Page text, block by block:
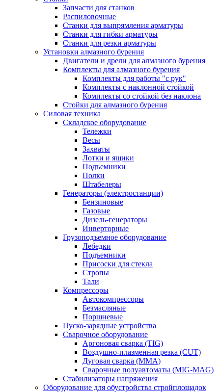
Запчасти для станков
Распиловочные
Станки для выпрямления арматуры
Станки для гибки арматуры
Станки для резки арматуры
Установки алмазного бурения
Двигатели и дрели для алмазного бурения
Комплекты для алмазного бурения
Комплекты для работы "с рук"
Комплекты с наклонной стойкой
Комплекты со стойкой без наклона
Стойки для алмазного бурения
Силовая техника
Складское оборудование
Тележки
Весы
Захваты
Лотки и ящики
Подъемники
Полки
Штабелеры
Генераторы (электростанции)
Бензиновые
Газовые
Дизель-генераторы
Инверторные
Грузоподъемное оборудование
Лебедки
Подъемники
Присоски для стекла
Стропы
Тали
Компрессоры
Автокомпрессоры
Безмасляные
Поршневые
Пуско-зарядные устройства
Сварочное оборудование
Аргоновая сварка (TIG)
Воздушно-плазменная резка (CUT)
Дуговая сварка (ММА)
Сварочные полуавтоматы (MIG-MAG)
Стабилизаторы напряжения
Оборудование для обустройства стройплощадок